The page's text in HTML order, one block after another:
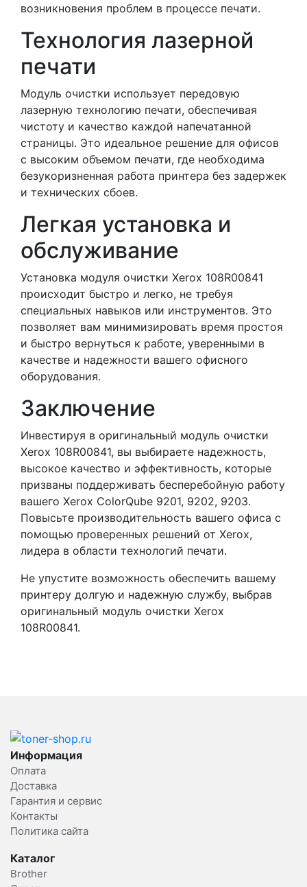
возникновения проблем в процессе печати.
Технология лазерной
печати
Модуль очистки использует передовую
лазерную технологию печати, обеспечивая
чистоту и качество каждой напечатанной
страницы. Это идеальное решение для офисов
с высоким объемом печати, где необходима
безукоризненная работа принтера без задержек
и технических сбоев.
Легкая установка и
обслуживание
Установка модуля очистки Xerox 108R00841
происходит быстро и легко, не требуя
специальных навыков или инструментов. Это
позволяет вам минимизировать время простоя
и быстро вернуться к работе, уверенными в
качестве и надежности вашего офисного
оборудования.
Заключение
Инвестируя в оригинальный модуль очистки
Xerox 108R00841, вы выбираете надежность,
высокое качество и эффективность, которые
призваны поддерживать бесперебойную работу
вашего Xerox ColorQube 9201, 9202, 9203.
Повысьте производительность вашего офиса с
помощью проверенных решений от Xerox,
лидера в области технологий печати.
Не упустите возможность обеспечить вашему
принтеру долгую и надежную службу, выбрав
оригинальный модуль очистки Xerox
108R00841.
Информация
Оплата
Доставка
Гарантия и сервис
Контакты
Политика сайта
Каталог
Brother